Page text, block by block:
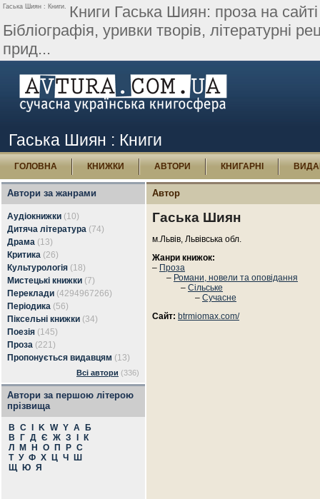
Гаська Шиян : Книги. Книги Гаська Шиян: проза на
Бібліографія, уривки творів, літературні
прид...
Гаська Шиян : Книги
ГОЛОВНА КНИЖКИ АВТОРИ КНИГАРНІ
Автори за жанрами
Аудіокнижки (10)
Дитяча література (74)
Драма (13)
Критика (26)
Культурологія (18)
Мистецькі книжки (7)
Переклади (4294967266)
Періодика (56)
Піксельні книжки (34)
Поезія (145)
Проза (221)
Пропонується видавцям (13)
Всі автори (336)
Автори за першою літерою
прізвища
B C K W Y А
Б
В
Г Д Є Ж З
К
Л
М Н О П Р С
Т У Ф Х Ц Ч
Ш
Щ
Ю Я
Автор
Гаська Шиян
м.Львів, Львівська обл.
Жанри книжок:
– Проза
– Романи, новели та оповідання
– Сільське
– Сучасне
Сайт: btrmiomax.com/